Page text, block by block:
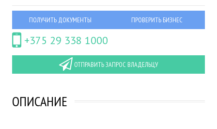
ПОЛУЧИТЬ ДОКУМЕНТЫ ПРОВЕРИТЬ БИЗНЕС
+375 29 338 1000
ОТПРАВИТЬ ЗАПРОС ВЛАДЕЛЬЦУ
ОПИСАНИЕ